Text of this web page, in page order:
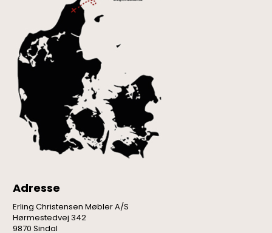
Adresse
Erling Christensen Møbler A/S
Hørmestedvej 342
9870 Sindal